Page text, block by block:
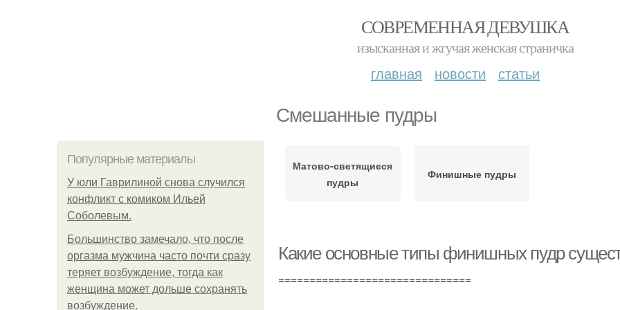
СОВРЕМЕННАЯ ДЕВУШКА
изысканная и жгучая женская страничка
главная новости статьи
Смешанные пудры
Популярные материалы
У юли Гаврилиной снова случился
конфликт с комиком Ильей
Соболевым.
Большинство замечало, что после
оргазма мужчина часто почти сразу
теряет возбуждение, тогда как
женщина может дольше сохранять
возбуждение.
Матово-светящиеся
пудры
Финишные пудры
Какие основные типы финишных пудр
===============================